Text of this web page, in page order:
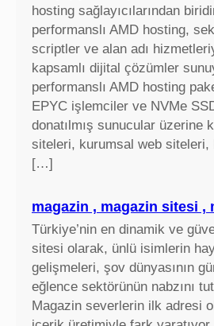
hosting sağlayıcılarından
performanslı AMD hosting,
scriptler ve alan adı
kapsamlı dijital çözümler
performanslı AMD hosting
EPYC işlemciler ve NVMe
donatılmış sunucular üzerine
siteleri, kurumsal web
[…]
magazin , magazin sitesi ,
Türkiye’nin en dinamik ve
sitesi olarak, ünlü isimlerin
gelişmeleri, şov dünyasının
eğlence sektörünün nabzını
Magazin severlerin ilk adresi